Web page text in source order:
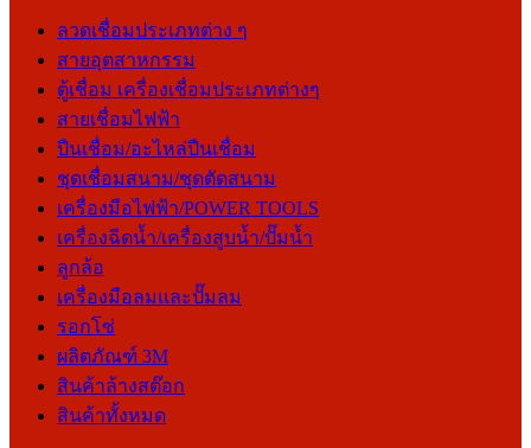
ลวดเชื่อมประเภทต่าง ๆ
สายอุตสาหกรรม
ตู้เชื่อม เครื่องเชื่อมประเภทต่างๆ
สายเชื่อมไฟฟ้า
ปืนเชื่อม/อะไหล่ปืนเชื่อม
ชุดเชื่อมสนาม/ชุดตัดสนาม
เครื่องมือไฟฟ้า/POWER TOOLS
เครื่องฉีดน้ำ/เครื่องสูบน้ำ/ปั๊มน้ำ
ลูกล้อ
เครื่องมือลมและปั๊มลม
รอกโซ่
ผลิตภัณฑ์ 3M
สินค้าล้างสต๊อก
สินค้าทั้งหมด